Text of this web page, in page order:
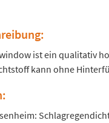
window ist ein qualitativ
kann ohne